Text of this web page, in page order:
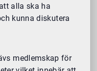
alla ska ha
kunna diskutera
medlemskap för